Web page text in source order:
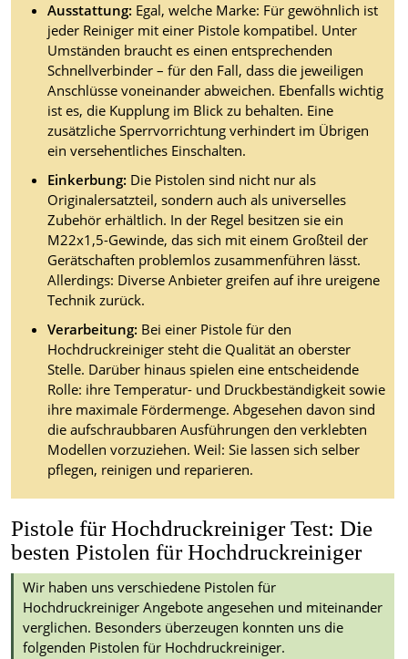
Ausstattung: Egal, welche Marke: Für gewöhnlich ist
jeder Reiniger mit einer Pistole kompatibel. Unter
Umständen braucht es einen entsprechenden
Schnellverbinder – für den Fall, dass die jeweiligen
Anschlüsse voneinander abweichen. Ebenfalls wichtig
ist es, die Kupplung im Blick zu behalten. Eine
zusätzliche Sperrvorrichtung verhindert im Übrigen
ein versehentliches Einschalten.
Einkerbung: Die Pistolen sind nicht nur als
Originalersatzteil, sondern auch als universelles
Zubehör erhältlich. In der Regel besitzen sie ein
M22x1,5-Gewinde, das sich mit einem Großteil der
Gerätschaften problemlos zusammenführen lässt.
Allerdings: Diverse Anbieter greifen auf ihre ureigene
Technik zurück.
Verarbeitung: Bei einer Pistole für den
Hochdruckreiniger steht die Qualität an oberster
Stelle. Darüber hinaus spielen eine entscheidende
Rolle: ihre Temperatur- und Druckbeständigkeit sowie
ihre maximale Fördermenge. Abgesehen davon sind
die aufschraubbaren Ausführungen den verklebten
Modellen vorzuziehen. Weil: Sie lassen sich selber
pflegen, reinigen und reparieren.
Pistole für Hochdruckreiniger Test: Die
besten Pistolen für Hochdruckreiniger
Wir haben uns verschiedene Pistolen für
Hochdruckreiniger Angebote angesehen und miteinander
verglichen. Besonders überzeugen konnten uns die
folgenden Pistolen für Hochdruckreiniger.